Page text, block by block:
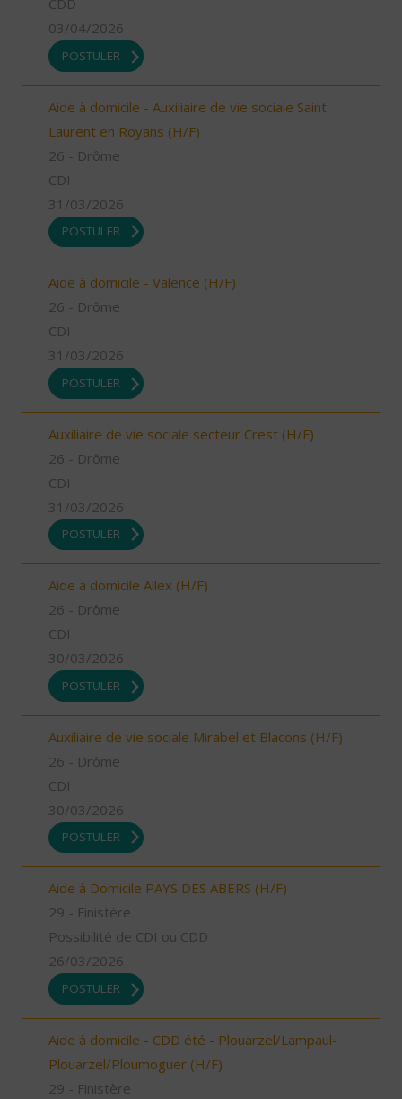
CDD
03/04/2026
POSTULER
Aide à domicile - Auxiliaire de vie sociale Saint
Laurent en Royans (H/F)
26 - Drôme
CDI
31/03/2026
POSTULER
Aide à domicile - Valence (H/F)
26 - Drôme
CDI
31/03/2026
POSTULER
Auxiliaire de vie sociale secteur Crest (H/F)
26 - Drôme
CDI
31/03/2026
POSTULER
Aide à domicile Allex (H/F)
26 - Drôme
CDI
30/03/2026
POSTULER
Auxiliaire de vie sociale Mirabel et Blacons (H/F)
26 - Drôme
CDI
30/03/2026
POSTULER
Aide à Domicile PAYS DES ABERS (H/F)
29 - Finistère
Possibilité de CDI ou CDD
26/03/2026
POSTULER
Aide à domicile - CDD été - Plouarzel/Lampaul-
Plouarzel/Ploumoguer (H/F)
29 - Finistère